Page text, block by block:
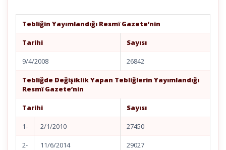
Tebliğin Yayımlandığı Resmî Gazete’nin
Tarihi Sayısı
9/4/2008 26842
Tebliğde Değişiklik Yapan Tebliğlerin Yayımlandığı
Resmî Gazete’nin
Tarihi Sayısı
1- 2/1/2010 27450
2- 11/6/2014 29027